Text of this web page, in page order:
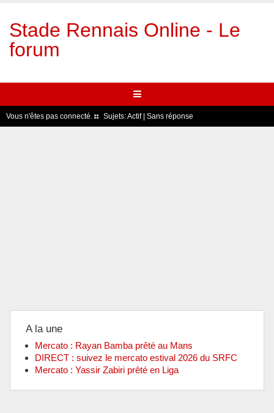
Stade Rennais Online - Le
forum
Vous n'êtes pas connecté. Sujets:Actif| Sans réponse
A la une
Mercato : Rayan Bamba prêté au Mans
DIRECT : suivez le mercato estival 2026 du SRFC
Mercato : Yassir Zabiri prêté en Liga